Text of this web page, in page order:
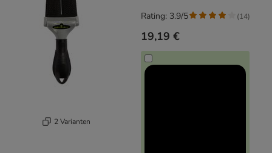
2 Varianten
19,19 €
Rating: 3.9/5 (14)